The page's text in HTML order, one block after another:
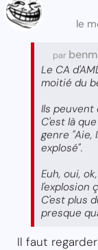
le
par
Le CA
moitié du
Ils peuvent
C'est là
genre "Aie,
explosé".
Euh, oui,
l'explosion
C'est plus
presque
Il faut